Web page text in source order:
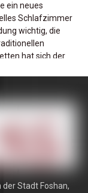
ein neues
Schlafzimmer
wichtig, die
hat sich der
und
Komfort,
der Stadt Foshan,